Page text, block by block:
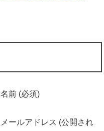
名前 (必須)
メールアドレス (公開され